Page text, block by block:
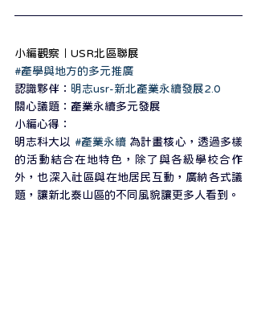
小編觀察｜USR北區聯展
#產學與地方的多元推廣
認識夥伴： 明志usr-新北產業永續發展2.0
關心議題：產業永續多元發展
小編心得：
明志科大以 #產業永續 為計畫核心，透過多樣
的活動結合在地特色，除了與各級學校合作
外，也深入社區與在地居民互動，廣納各式議
題，讓新北泰山區的不同風貌讓更多人看到。